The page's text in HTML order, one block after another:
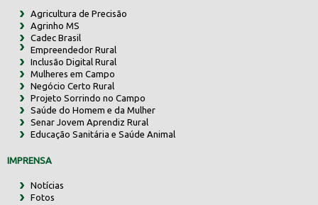
Agricultura de Precisão
Agrinho MS
Cadec Brasil
Empreendedor Rural
Inclusão Digital Rural
Mulheres em Campo
Negócio Certo Rural
Projeto Sorrindo no Campo
Saúde do Homem e da Mulher
Senar Jovem Aprendiz Rural
Educação Sanitária e Saúde Animal
IMPRENSA
Notícias
Fotos